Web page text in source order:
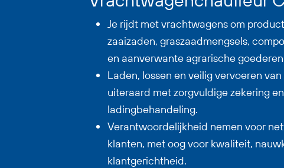
Je rijdt met vrachtwagens om
zaaizaden, graszaadmengsels,
en aanverwante agrarische
Laden, lossen en veilig vervoeren
uiteraard met zorgvuldige zekering
ladingbehandeling.
Verantwoordelijkheid nemen voor
klanten, met oog voor kwaliteit,
klantgerichtheid.